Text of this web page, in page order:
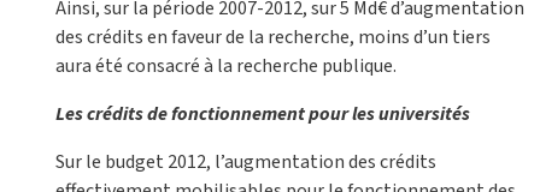
Ainsi, sur la période 2007-2012, sur 5 Md€ d’augmentation
des crédits en faveur de la recherche, moins d’un tiers
aura été consacré à la recherche publique.
Les crédits de fonctionnement pour les universités
Sur le budget 2012, l’augmentation des crédits